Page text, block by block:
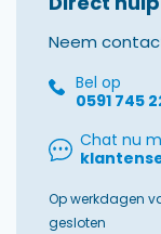
Neem
Bel op
0591 745
Chat nu
Op werkdagen
gesloten